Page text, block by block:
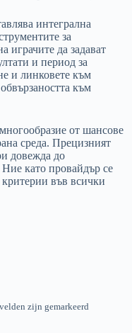
интегрална
за
играчите да задават
и период за
и линковете към
към
от шансове
среда. Прецизният
довежда до
като провайдър се
във всички
zijn gemarkeerd